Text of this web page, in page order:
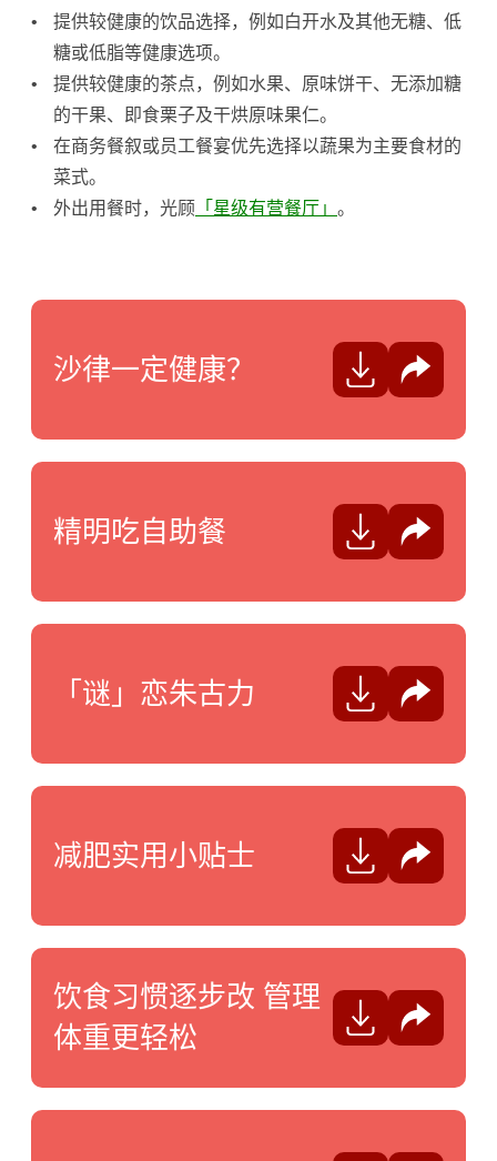
提供较健康的饮品选择，例如 白开水及其他无糖、低
糖或低脂等健康选项。
提供较健康的茶点，例如水果、原味饼干、无添加糖
的干果、即食栗子及干烘原味果仁。
在商务餐叙或员工餐宴优先选择以蔬果为主要食材的
菜式。
外出用餐时，光顾 「星级有营餐厅」 。
沙律一定健康？ 分享
精明吃自助餐 分享
「谜」恋朱古力 分享
减肥实用小贴士 分享
饮食习惯逐步改 管理
体重更轻松
分享